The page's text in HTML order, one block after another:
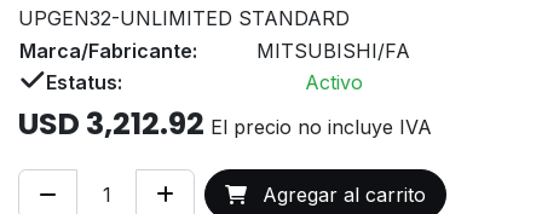
UPGEN32-UNLIMITED STANDARD
Marca/Fabricante:
MITSUBISHI/FA
Estatus:
Activo
USD 3,212.92 El precio no incluye IVA
Agregar al carrito